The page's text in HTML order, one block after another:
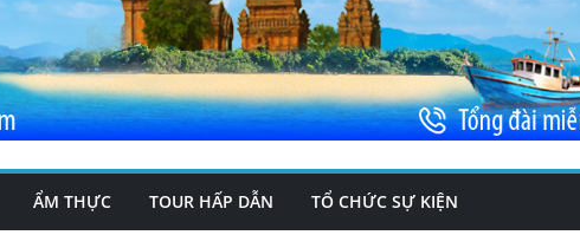
ẨM THỰC TOUR HẤP DẪN TỔ CHỨC SỰ KIỆN